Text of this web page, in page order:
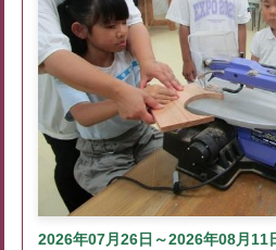
2026年07月26日～2026年08月11